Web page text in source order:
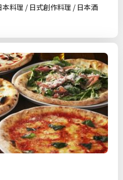
料理 / 日式創作料理 / 日本酒